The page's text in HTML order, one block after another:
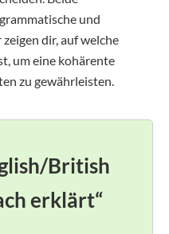
und
dir, auf welche
um eine kohärente
zu gewährleisten.
British
erklärt“